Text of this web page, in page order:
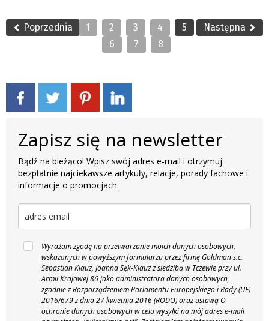
Poprzednia 1 2 3 4
5
6
7 8
Następna
Zapisz się na newsletter
Bądź na bieżąco! Wpisz swój adres e-mail i otrzymuj
bezpłatnie najciekawsze artykuły, relacje, porady fachowe i
informacje o promocjach.
Wyrażam zgodę na przetwarzanie moich danych osobowych,
wskazanych w powyższym formularzu przez firmę Goldman s.c.
Sebastian Klauz, Joanna Sęk-Klauz z siedzibą w Tczewie przy ul.
Armii Krajowej 86 jako administratora danych osobowych,
zgodnie z Rozporządzeniem Parlamentu Europejskiego i Rady (UE)
2016/679 z dnia 27 kwietnia 2016 (RODO) oraz ustawą O
ochronie danych osobowych w celu wysyłki na mój adres e-mail